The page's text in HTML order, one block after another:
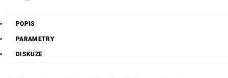
POPIS
PARAMETRY
DISKUZE